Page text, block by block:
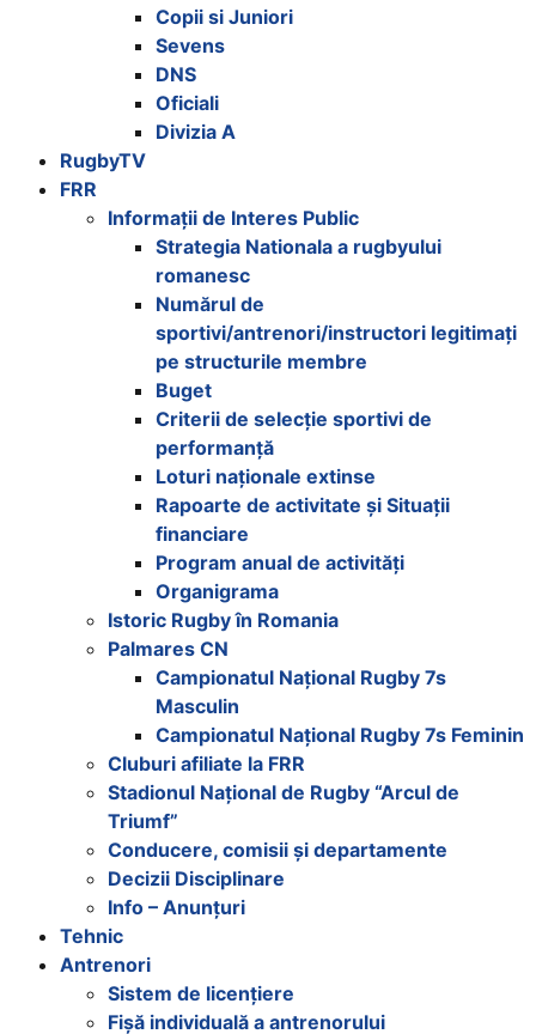
Copii si Juniori
Sevens
DNS
Oficiali
Divizia A
RugbyTV
FRR
Informații de Interes Public
Strategia Nationala a rugbyului
romanesc
Numărul de
sportivi/antrenori/instructori legitimați
pe structurile membre
Buget
Criterii de selecție sportivi de
performanță
Loturi naționale extinse
Rapoarte de activitate și Situații
financiare
Program anual de activități
Organigrama
Istoric Rugby în Romania
Palmares CN
Campionatul Național Rugby 7s
Masculin
Campionatul Național Rugby 7s Feminin
Cluburi afiliate la FRR
Stadionul Național de Rugby “Arcul de
Triumf”
Conducere, comisii și departamente
Decizii Disciplinare
Info – Anunțuri
Tehnic
Antrenori
Sistem de licențiere
Fișă individuală a antrenorului